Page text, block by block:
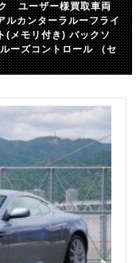
ユーザー様買取車両
ルカンターラルーフライ
(メモリ付き) バックソ
ーズコントロール （セ